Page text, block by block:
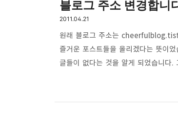
블로그 주소 변경합니
2011.04.21
원래 블로그 주소는
즐거운 포스트들을 올리겠다는 뜻이
글들이 없다는 것을 알게 되었습니다.
사회에 대한 brave만 의미하는 것이